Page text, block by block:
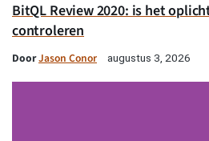
BitQL Review 2020: is het
controleren
DoorJason Conor augustus 3, 2026